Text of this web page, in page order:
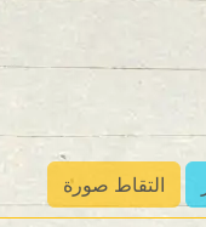
التقاط صورة